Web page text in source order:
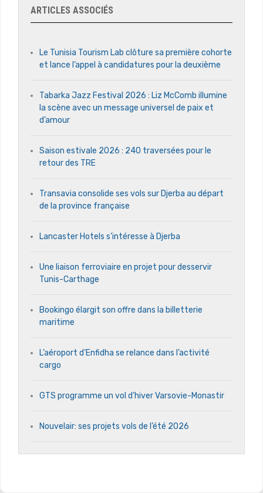
ARTICLES ASSOCIÉS
Le Tunisia Tourism Lab clôture sa première cohorte
et lance l’appel à candidatures pour la deuxième
Tabarka Jazz Festival 2026 : Liz McComb illumine
la scène avec un message universel de paix et
d’amour
Saison estivale 2026 : 240 traversées pour le
retour des TRE
Transavia consolide ses vols sur Djerba au départ
de la province française
Lancaster Hotels s’intéresse à Djerba
Une liaison ferroviaire en projet pour desservir
Tunis-Carthage
Bookingo élargit son offre dans la billetterie
maritime
L’aéroport d’Enfidha se relance dans l’activité
cargo
GTS programme un vol d’hiver Varsovie-Monastir
Nouvelair: ses projets vols de l’été 2026